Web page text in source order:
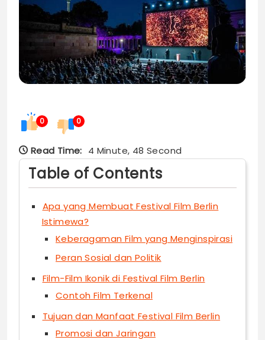
0 0
Read Time: 4 Minute, 48 Second
Table of Contents
Apa yang Membuat Festival Film Berlin
Istimewa?
Keberagaman Film yang Menginspirasi
Peran Sosial dan Politik
Film-Film Ikonik di Festival Film Berlin
Contoh Film Terkenal
Tujuan dan Manfaat Festival Film Berlin
Promosi dan Jaringan